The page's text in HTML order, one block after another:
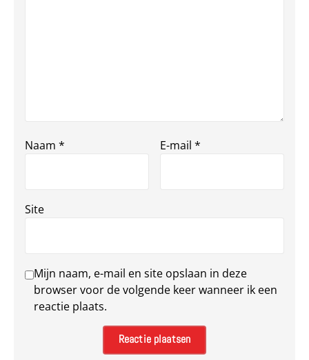
Naam * E-mail *
Site
Mijn naam, e-mail en site opslaan in deze
browser voor de volgende keer wanneer ik een
reactie plaats.